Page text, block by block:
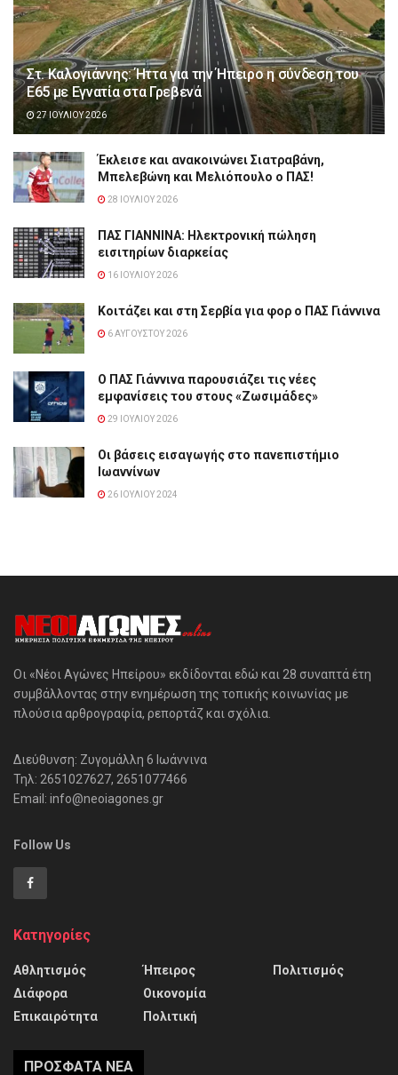
Στ. Καλογιάννης: Ήττα για την Ήπειρο η σύνδεση του
Ε65 με Εγνατία στα Γρεβενά
27 ΙΟΥΛΊΟΥ 2026
Έκλεισε και ανακοινώνει Σιατραβάνη,
Μπελεβώνη και Μελιόπουλο ο ΠΑΣ!
28 ΙΟΥΛΊΟΥ 2026
ΠΑΣ ΓΙΑΝΝΙΝΑ: Hλεκτρονική πώληση
εισιτηρίων διαρκείας
16 ΙΟΥΛΊΟΥ 2026
Κοιτάζει και στη Σερβία για φορ ο ΠΑΣ Γιάννινα
6 ΑΥΓΟΎΣΤΟΥ 2026
Ο ΠΑΣ Γιάννινα παρουσιάζει τις νέες
εμφανίσεις του στους «Ζωσιμάδες»
29 ΙΟΥΛΊΟΥ 2026
Οι βάσεις εισαγωγής στο πανεπιστήμιο
Ιωαννίνων
26 ΙΟΥΛΊΟΥ 2024
Οι «Νέοι Αγώνες Ηπείρου» εκδίδονται εδώ και 28 συναπτά έτη
συμβάλλοντας στην ενημέρωση της τοπικής κοινωνίας με
πλούσια αρθρογραφία, ρεπορτάζ και σχόλια.
Διεύθυνση: Ζυγομάλλη 6 Ιωάννινα
Τηλ: 2651027627, 2651077466
Email: info@neoiagones.gr
Follow Us
Κατηγορίες
Αθλητισμός
Διάφορα
Επικαιρότητα
Ήπειρος
Οικονομία
Πολιτική
Πολιτισμός
ΠΡΌΣΦΑΤΑ ΝΈΑ